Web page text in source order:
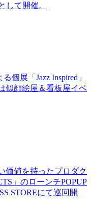
して開催。
個展「Jazz Inspired」
似顔絵屋＆看板屋イベ
価値を持ったプロダク
」のローンチPOPUP
STOREにて巡回開